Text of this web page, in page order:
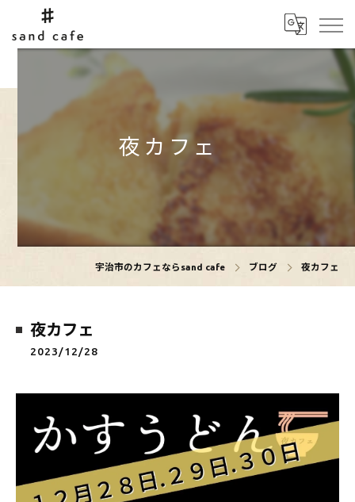
夜カフェ
宇治市のカフェならsand cafe ブログ 夜カフェ
夜カフェ
2023/12/28